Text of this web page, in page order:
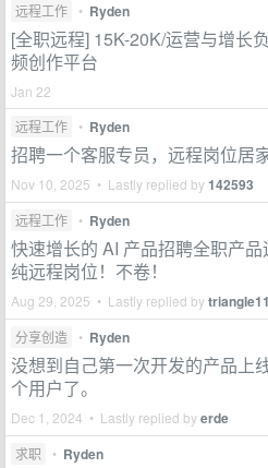
远程工作 • Ryden
[全职远程] 15K-20K/运营与增长
频创作平台
Jan 22
远程工作
• Ryden
招聘一个客服专员，远程岗位居
Nov 10, 2025 • Lastly replied by142593
远程工作 • Ryden
快速增长的 AI 产品招聘全职产品
纯远程岗位！不卷！
Aug 29, 2025 • Lastly replied by
分享创造 • Ryden
没想到自己第一次开发的产品上
个用户了。
Dec 1, 2024 • Lastly replied byerde
求职 • Ryden